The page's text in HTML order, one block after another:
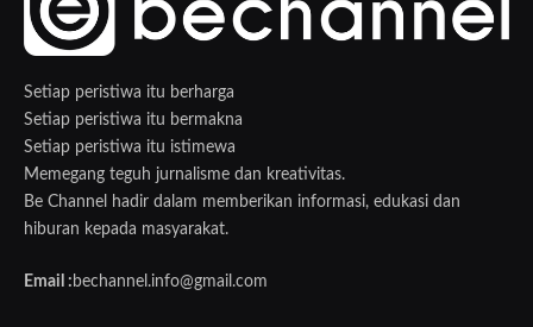
Setiap peristiwa itu berharga
Setiap peristiwa itu bermakna
Setiap peristiwa itu istimewa
Memegang teguh jurnalisme dan kreativitas.
Be Channel hadir dalam memberikan informasi, edukasi dan
hiburan kepada masyarakat.
Email : bechannel.info@gmail.com